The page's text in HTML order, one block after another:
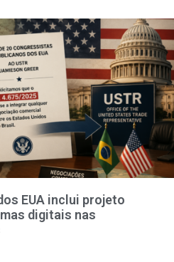
EUA inclui projeto
digitais nas